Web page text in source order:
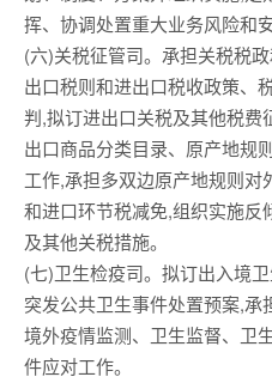
挥、协调处置重大业务风险和安
(六)关税征管司。承担关税税
出口税则和进出口税收政策、
判,拟订进出口关税及其他税
出口商品分类目录、原产地规
工作,承担多双边原产地规则
和进口环节税减免,组织实施
及其他关税措施。
(七)卫生检疫司。拟订出入境
突发公共卫生事件处置预案,承
境外疫情监测、卫生监督、卫
件应对工作。